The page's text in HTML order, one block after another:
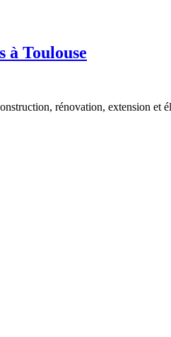
à Toulouse
rénovation, extension et